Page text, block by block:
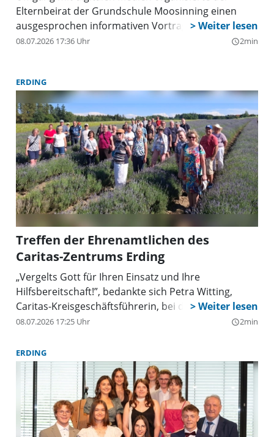
Elternbeirat der Grundschule Moosinning einen
ausgesprochen informativen Vortrag. Der
eingeladene Speaker für Medienkompetenz, Herr
anschaulichen Art mit in die moderne Medienwelt.
Er beleuchtete praxisnah, was die digitale Welt für
Kinder so faszinierend macht, und erklärte die
psychologischen Mechanismen dahinter.
08.07.2026 17:36 Uhr query_builder2min
ERDING
Treffen der Ehrenamtlichen des
Caritas-Zentrums Erding
„Vergelts Gott für Ihren Einsatz und Ihre
Hilfsbereitschaft!”, bedankte sich Petra Witting,
Caritas-Kreisgeschäftsführerin, bei den
Ehrenamtlichen des Caritas-Zentrums Erding, „Wir
sind ein wesentlicher Bestandteil unserer
Gesellschaft und bereichern unsere Caritas-Familie
immer wieder aufs Neue mit ihrem unermüdlichen
Einsatz.”
08.07.2026 17:25 Uhr query_builder2min
ERDING